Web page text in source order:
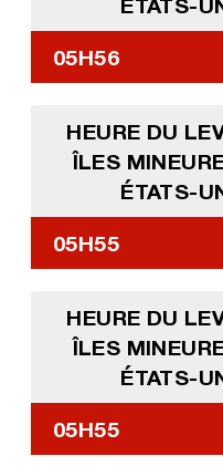
ÉTATS-
05H56
HEURE DU
ÎLES
ÉTATS-
05H55
HEURE DU
ÎLES
ÉTATS-
05H55